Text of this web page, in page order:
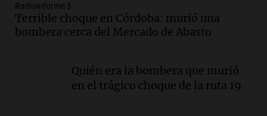
Audio.
fallece tras perder el control de su
vehículo
Docentes de Jujuy enfrentan
descuentos de hasta 700.000 pesos en
Radioinforme 3
Terrible choque en Córdoba: murió una
bombera cerca del Mercado de Abasto
Quién era la bombera que murió
en el trágico choque de la ruta 19